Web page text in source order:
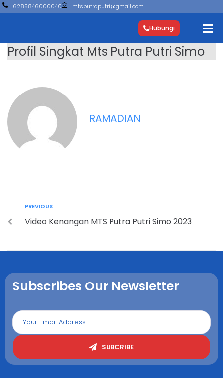
6285846000040 mtsputraputri@gmail.com
Hubungi
Profil Singkat Mts Putra Putri Simo
RAMADIAN
PREVIOUS
Video Kenangan MTS Putra Putri Simo 2023
Subscribes Our Newsletter
SUBCRIBE